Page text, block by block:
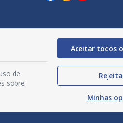
de
sobre
Aceitar todos
Minhas